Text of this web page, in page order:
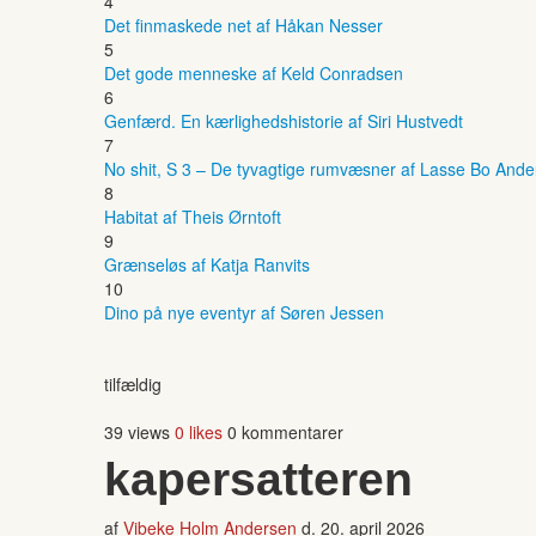
Det finmaskede net af Håkan Nesser
5
Det gode menneske af Keld Conradsen
6
Genfærd. En kærlighedshistorie af Siri Hustvedt
7
No shit, S 3 – De tyvagtige rumvæsner af Lasse Bo
8
Habitat af Theis Ørntoft
9
Grænseløs af Katja Ranvits
10
Dino på nye eventyr af Søren Jessen
tilfældig
39 views 0 likes 0 kommentarer
kapersatteren
af Vibeke Holm Andersen d. 20. april 2026